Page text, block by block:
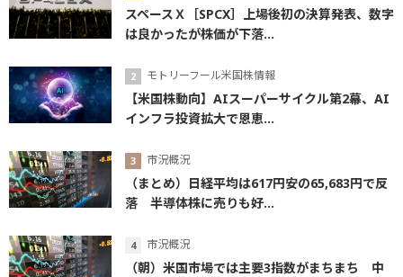
スペースＸ［SPCX］上場後初の決算発表、数字
は良かったが株価が下落...
モトリーフール米国株情報
【米国株動向】AIスーパーサイクル第2幕、AI
インフラ投資拡大で恩恵...
市況概況
（まとめ）日経平均は617円安の65,683円で反
落 半導体株に売りも好...
市況概況
（朝）米国市場では主要3指数がまちまち 中